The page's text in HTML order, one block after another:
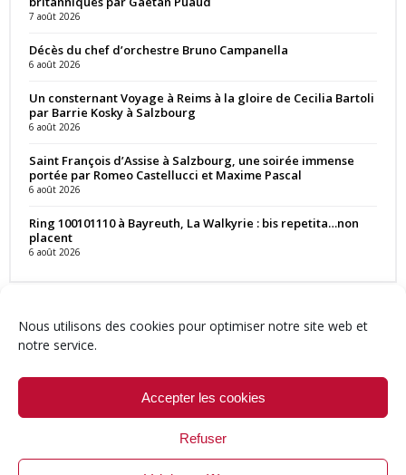
Nous utilisons des cookies pour optimiser notre site web et
notre service.
Accepter les cookies
Refuser
7 août 2026
Décès du chef d’orchestre Bruno Campanella
6 août 2026
Un consternant Voyage à Reims à la gloire de Cecilia Bartoli
par Barrie Kosky à Salzbourg
6 août 2026
Saint François d’Assise à Salzbourg, une soirée immense
portée par Romeo Castellucci et Maxime Pascal
6 août 2026
Ring 100101110 à Bayreuth, La Walkyrie : bis repetita…non
placent
6 août 2026